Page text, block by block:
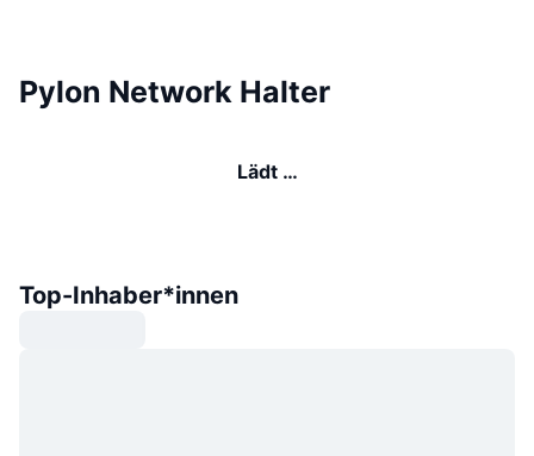
Pylon Network Halter
Lädt …
Top-Inhaber*innen